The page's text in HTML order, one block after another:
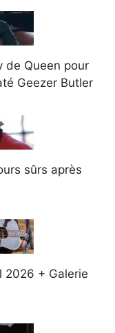
de Queen pour
Geezer Butler
sûrs après
2026 + Galerie